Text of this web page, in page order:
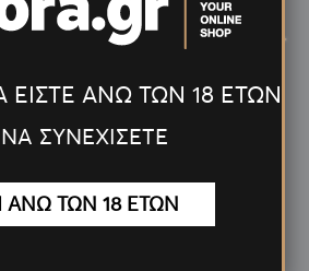
Προϊόντα >
ΕΙΣΤΕ ΑΝΩ ΤΩΝ 18 ΕΤΩΝ
ΝΑ ΣΥΝΕΧΙΣΕΤΕ
ΑΝΩ ΤΩΝ 18 ΕΤΩΝ